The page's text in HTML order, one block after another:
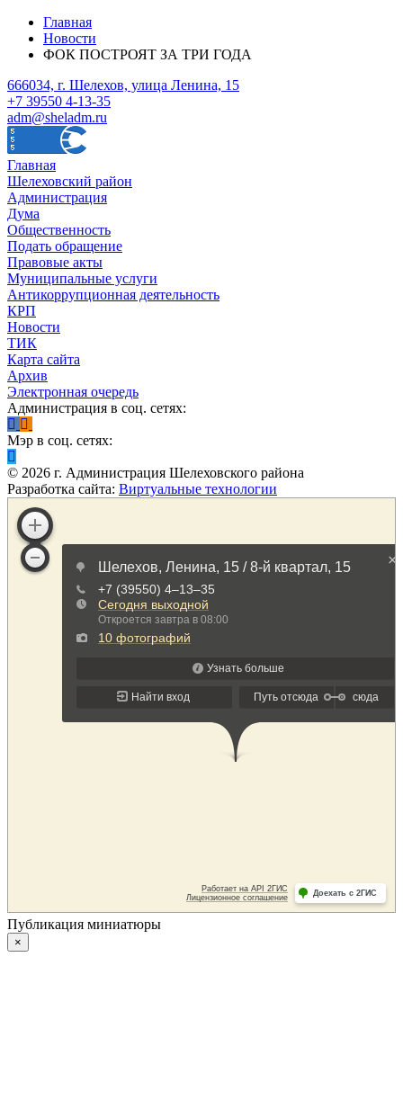
Главная
Новости
ФОК ПОСТРОЯТ ЗА ТРИ ГОДА
666034, г. Шелехов, улица Ленина, 15
+7 39550 4-13-35
adm@sheladm.ru
Главная
Шелеховский район
Администрация
Дума
Общественность
Подать обращение
Правовые акты
Муниципальные услуги
Антикоррупционная деятельность
КРП
Новости
ТИК
Карта сайта
Архив
Электронная очередь
Администрация в соц. сетях:
Мэр в соц. сетях:
© 2026 г. Администрация Шелеховского района
Разработка сайта: Виртуальные технологии
Публикация миниатюры
×